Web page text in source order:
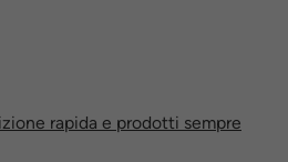
rapida e prodotti sempre